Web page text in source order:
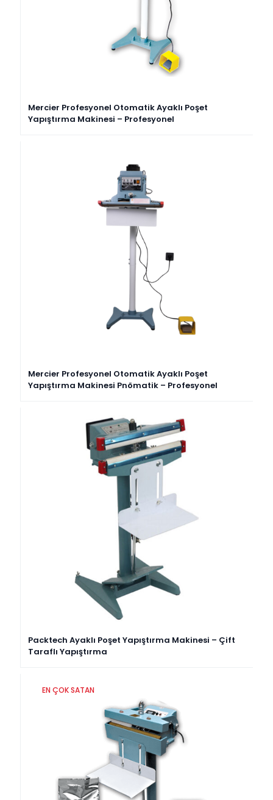
Mercier Profesyonel Otomatik Ayaklı Poşet
Yapıştırma Makinesi – Profesyonel
Mercier Profesyonel Otomatik Ayaklı Poşet
Yapıştırma Makinesi Pnömatik – Profesyonel
Packtech Ayaklı Poşet Yapıştırma Makinesi – Çift
Taraflı Yapıştırma
EN ÇOK SATAN